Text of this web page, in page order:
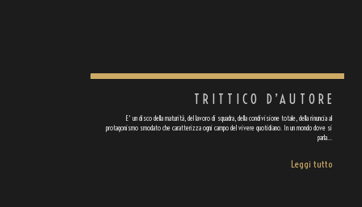
TRITTICO D’AUTORE
E' un disco della maturità, del lavoro di squadra, della condivisione totale, della rinuncia al
protagonismo smodato che caratterizza ogni campo del vivere quotidiano. In un mondo dove si
parla…
Leggi tutto